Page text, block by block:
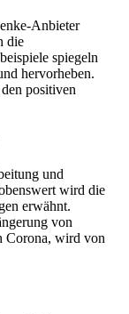
Anbieter
die
spiegeln
hervorheben.
positiven
und
wird die
erwähnt.
von
Corona, wird von